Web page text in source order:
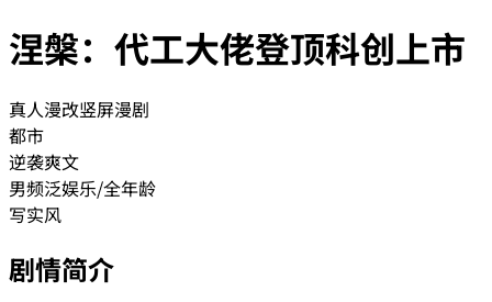
涅槃：代工大佬登顶科创上市
真人漫改竖屏漫剧
都市
逆袭爽文
男频泛娱乐/全年龄
写实风
剧情简介